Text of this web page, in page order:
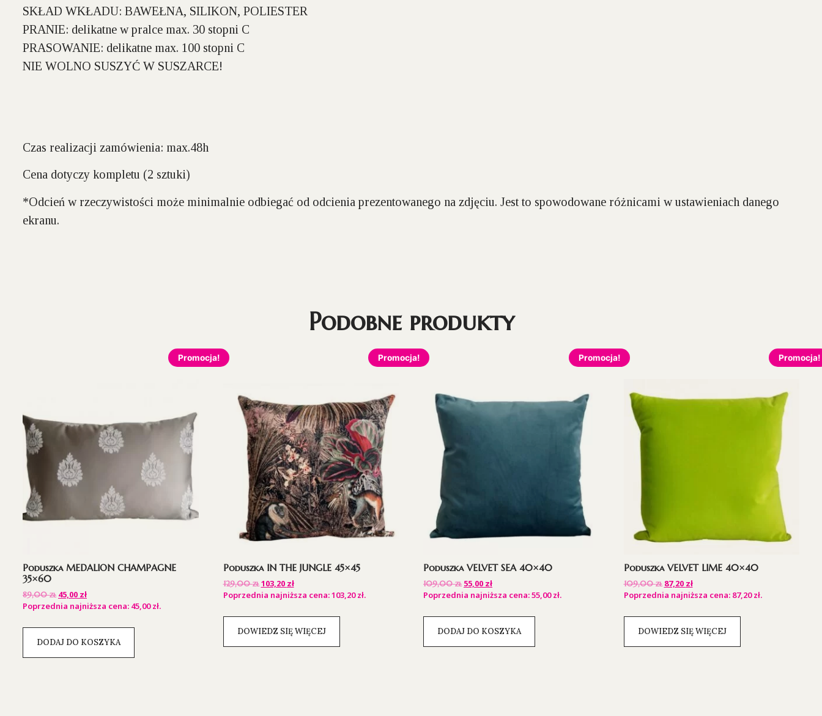
SKŁAD WKŁADU: BAWEŁNA, SILIKON, POLIESTER
PRANIE: delikatne w pralce max. 30 stopni C
PRASOWANIE: delikatne max. 100 stopni C
NIE WOLNO SUSZYĆ W SUSZARCE!
Czas realizacji zamówienia: max.48h
Cena dotyczy kompletu (2 sztuki)
*Odcień w rzeczywistości może minimalnie odbiegać od odcienia prezentowanego na zdjęciu. Jest to spowodowane różnicami w ustawieniach danego
ekranu.
Podobne produkty
Promocja!
Poduszka MEDALION CHAMPAGNE
35×60
89,00zł 45,00 zł
Poprzednia najniższa cena: 45,00zł.
DODAJ DO KOSZYKA
Promocja!
Poduszka IN THE JUNGLE 45×45
129,00zł 103,20 zł
Poprzednia najniższa cena:103,20zł.
DOWIEDZ SIĘ WIĘCEJ
Promocja!
Poduszka VELVET SEA 40×40
109,00zł 55,00 zł
Poprzednia najniższa cena:55,00zł.
DODAJ DO KOSZYKA
Promocja!
Poduszka VELVET LIME 40×40
109,00zł 87,20 zł
Poprzednia najniższa cena: 87,20zł.
DOWIEDZ SIĘ WIĘCEJ